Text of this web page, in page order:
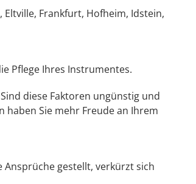
Frankfurt, Hofheim, Idstein,
Pflege Ihres Instrumentes.
diese Faktoren ungünstig und
haben Sie mehr Freude an Ihrem
gestellt, verkürzt sich